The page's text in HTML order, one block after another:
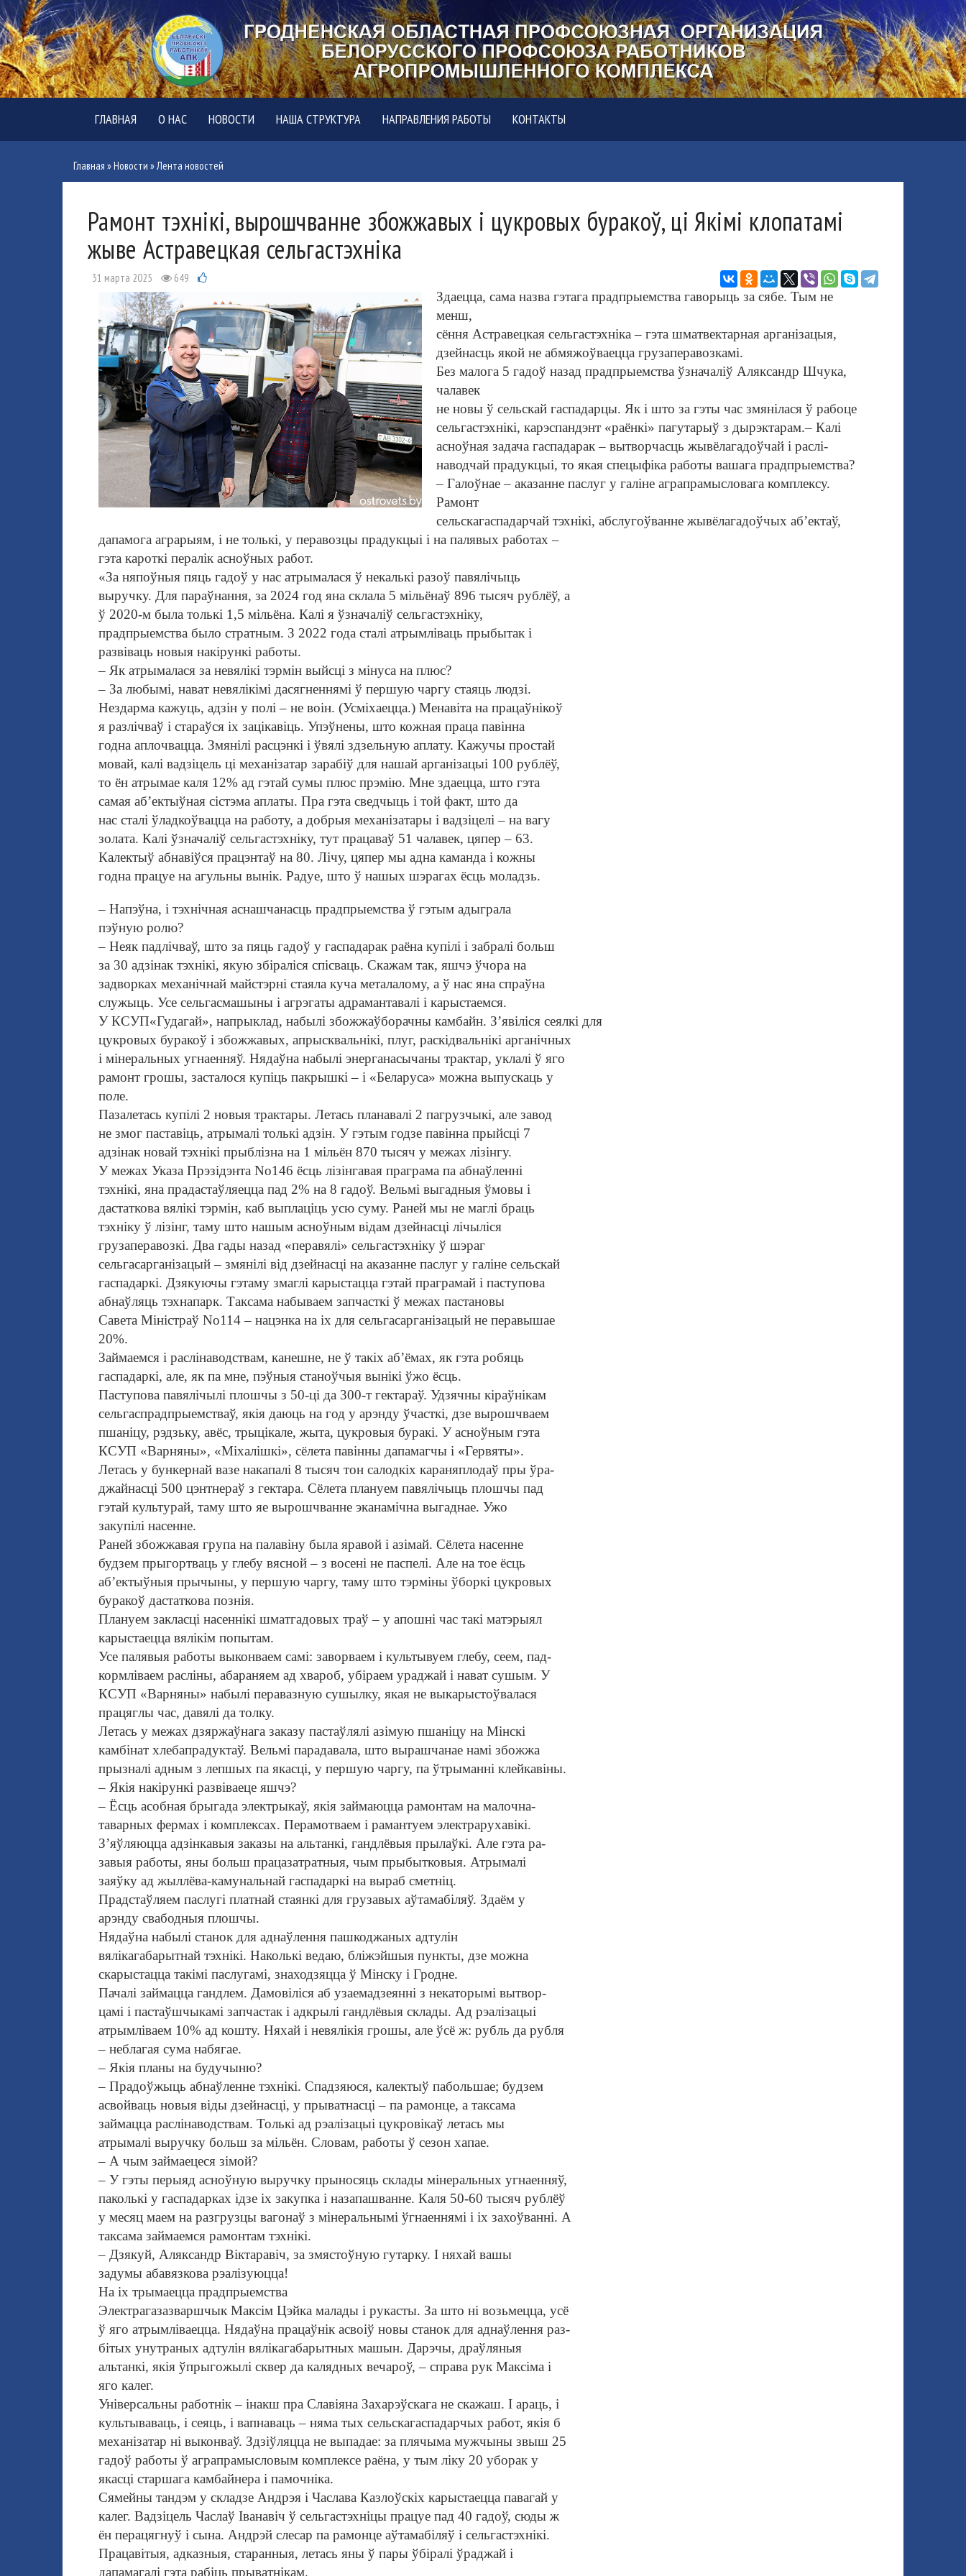
ГЛАВНАЯ О НАС НОВОСТИ НАША СТРУКТУРА НАПРАВЛЕНИЯ РАБОТЫ КОНТАКТЫ
Главная »Новости »Лента новостей
Рамонт тэхнікі, вырошчванне збожжавых і цукровых буракоў, ці Якімі клопатамі
жыве Астравецкая сельгастэхніка
31 марта 2025 649
Здаецца, сама назва гэтага прадпрыемства гаворыць за сябе. Тым не
менш,
сёння Астравецкая сельгастэхніка – гэта шматвектарная арганізацыя,
дзейнасць якой не абмяжоўваецца грузаперавозкамі.
Без малога 5 гадоў назад прадпрыемства ўзначаліў Аляксандр Шчука,
чалавек
не новы ў сельскай гаспадарцы. Як і што за гэты час змянілася ў рабоце
сельгастэхнікі, карэспандэнт «раёнкі» пагутарыў з дырэктарам.– Калі
асноўная задача гаспадарак – вытворчасць жывёлагадоўчай і раслі-
наводчай прадукцыі, то якая спецыфіка работы вашага прадпрыемства?
– Галоўнае – аказанне паслуг у галіне аграпрамысловага комплексу.
Рамонт
сельскагаспадарчай тэхнікі, абслугоўванне жывёлагадоўчых аб’ектаў,
дапамога аграрыям, і не толькі, у перавозцы прадукцыі і на палявых работах –
гэта кароткі пералік асноўных работ.
«За няпоўныя пяць гадоў у нас атрымалася ў некалькі разоў павялічыць
выручку. Для параўнання, за 2024 год яна склала 5 мільёнаў 896 тысяч рублёў, а
ў 2020-м была толькі 1,5 мільёна. Калі я ўзначаліў сельгастэхніку,
прадпрыемства было стратным. З 2022 года сталі атрымліваць прыбытак і
развіваць новыя накірункі работы.
– Як атрымалася за невялікі тэрмін выйсці з мінуса на плюс?
– За любымі, нават невялікімі дасягненнямі ў першую чаргу стаяць людзі.
Нездарма кажуць, адзін у полі – не воін. (Усміхаецца.) Менавіта на працаўнікоў
я разлічваў і стараўся іх зацікавіць. Упэўнены, што кожная праца павінна
годна аплочвацца. Змянілі расцэнкі і ўвялі здзельную аплату. Кажучы простай
мовай, калі вадзіцель ці механізатар зарабіў для нашай арганізацыі 100 рублёў,
то ён атрымае каля 12% ад гэтай сумы плюс прэмію. Мне здаецца, што гэта
самая аб’ектыўная сістэма аплаты. Пра гэта сведчыць і той факт, што да
нас сталі ўладкоўвацца на работу, а добрыя механізатары і вадзіцелі – на вагу
золата. Калі ўзначаліў сельгастэхніку, тут працаваў 51 чалавек, цяпер – 63.
Калектыў абнавіўся працэнтаў на 80. Лічу, цяпер мы адна каманда і кожны
годна працуе на агульны вынік. Радуе, што ў нашых шэрагах ёсць моладзь.
– Напэўна, і тэхнічная аснашчанасць прадпрыемства ў гэтым адыграла
пэўную ролю?
– Неяк падлічваў, што за пяць гадоў у гаспадарак раёна купілі і забралі больш
за 30 адзінак тэхнікі, якую збіраліся спісваць. Скажам так, яшчэ ўчора на
задворках механічнай майстэрні стаяла куча металалому, а ў нас яна спраўна
служыць. Усе сельгасмашыны і агрэгаты адрамантавалі і карыстаемся.
УКСУП«Гудагай», напрыклад, набылі збожжаўборачны камбайн. З’явіліся сеялкі для
цукровых буракоў і збожжавых, апрысквальнікі, плуг, раскідвальнікі арганічных
і мінеральных угнаенняў. Нядаўна набылі энерганасычаны трактар, уклалі ў яго
рамонт грошы, засталося купіць пакрышкі – і «Беларуса» можна выпускаць у
поле.
Пазалетась купілі 2 новыя трактары. Летась планавалі 2 пагрузчыкі, але завод
не змог паставіць, атрымалі толькі адзін. У гэтым годзе павінна прыйсці 7
адзінак новай тэхнікі прыблізна на 1 мільён 870 тысяч у межах лізінгу.
У межах Указа Прэзідэнта No146 ёсць лізінгавая праграма па абнаўленні
тэхнікі, яна прадастаўляецца пад 2% на 8 гадоў. Вельмі выгадныя ўмовы і
дастаткова вялікі тэрмін, каб выплаціць усю суму. Раней мы не маглі браць
тэхніку ў лізінг, таму што нашым асноўным відам дзейнасці лічыліся
грузаперавозкі. Два гады назад «перавялі» сельгастэхніку ў шэраг
сельгасарганізацый – змянілі від дзейнасці на аказанне паслуг у галіне сельскай
гаспадаркі. Дзякуючы гэтаму змаглі карыстацца гэтай праграмай і паступова
абнаўляць тэхнапарк. Таксама набываем запчасткі ў межах пастановы
Савета Міністраў No114 – нацэнка на іх для сельгасарганізацый не перавышае
20%.
Займаемся і раслінаводствам, канешне, не ў такіх аб’ёмах, як гэта робяць
гаспадаркі, але, як па мне, пэўныя станоўчыя вынікі ўжо ёсць.
Паступова павялічылі плошчы з 50-ці да 300-т гектараў. Удзячны кіраўнікам
сельгаспрадпрыемстваў, якія даюць на год у арэнду ўчасткі, дзе вырошчваем
пшаніцу, рэдзьку, авёс, трыцікале, жыта, цукровыя буракі. У асноўным гэта
КСУП «Варняны», «Міхалішкі», сёлета павінны дапамагчы і «Гервяты».
Летась у бункернай вазе накапалі 8 тысяч тон салодкіх караняплодаў пры ўра-
джайнасці 500 цэнтнераў з гектара. Сёлета плануем павялічыць плошчы пад
гэтай культурай, таму што яе вырошчванне эканамічна выгаднае. Ужо
закупілі насенне.
Раней збожжавая група на палавіну была яравой і азімай. Сёлета насенне
будзем прыгортваць у глебу вясной – з восені не паспелі. Але на тое ёсць
аб’ектыўныя прычыны, у першую чаргу, таму што тэрміны ўборкі цукровых
буракоў дастаткова познія.
Плануем закласці насеннікі шматгадовых траў – у апошні час такі матэрыял
карыстаецца вялікім попытам.
Усе палявыя работы выконваем самі: заворваем і культывуем глебу, сеем, пад-
кормліваем расліны, абараняем ад хвароб, убіраем ураджай і нават сушым. У
КСУП «Варняны» набылі перавазную сушылку, якая не выкарыстоўвалася
працяглы час, давялі да толку.
Летась у межах дзяржаўнага заказу пастаўлялі азімую пшаніцу на Мінскі
камбінат хлебапрадуктаў. Вельмі парадавала, што вырашчанае намі збожжа
прызналі адным з лепшых па якасці, у першую чаргу, па ўтрыманні клейкавіны.
– Якія накірункі развіваеце яшчэ?
– Ёсць асобная брыгада электрыкаў, якія займаюцца рамонтам на малочна-
таварных фермах і комплексах. Перамотваем і рамантуем электрарухавікі.
З’яўляюцца адзінкавыя заказы на альтанкі, гандлёвыя прылаўкі. Але гэта ра-
завыя работы, яны больш працазатратныя, чым прыбытковыя. Атрымалі
заяўку ад жыллёва-камунальнай гаспадаркі на выраб сметніц.
Прадстаўляем паслугі платнай стаянкі для грузавых аўтамабіляў. Здаём у
арэнду свабодныя плошчы.
Нядаўна набылі станок для аднаўлення пашкоджаных адтулін
вялікагабарытнай тэхнікі. Наколькі ведаю, бліжэйшыя пункты, дзе можна
скарыстацца такімі паслугамі, знаходзяцца ў Мінску і Гродне.
Пачалі займацца гандлем. Дамовіліся аб узаемадзеянні з некаторымі вытвор-
цамі і пастаўшчыкамі запчастак і адкрылі гандлёвыя склады. Ад рэалізацыі
атрымліваем 10% ад кошту. Няхай і невялікія грошы, але ўсё ж: рубль да рубля
– неблагая сума набягае.
– Якія планы на будучыню?
– Прадоўжыць абнаўленне тэхнікі. Спадзяюся, калектыў пабольшае; будзем
асвойваць новыя віды дзейнасці, у прыватнасці – па рамонце, а таксама
займацца раслінаводствам. Толькі ад рэалізацыі цукровікаў летась мы
атрымалі выручку больш за мільён. Словам, работы ў сезон хапае.
– А чым займаецеся зімой?
– У гэты перыяд асноўную выручку прыносяць склады мінеральных угнаенняў,
паколькі у гаспадарках ідзе іх закупка і назапашванне. Каля 50-60 тысяч рублёў
у месяц маем на разгрузцы вагонаў з мінеральнымі ўгнаеннямі і іх захоўванні. А
таксама займаемся рамонтам тэхнікі.
– Дзякуй, Аляксандр Віктаравіч, за змястоўную гутарку. І няхай вашы
задумы абавязкова рэалізуюцца!
На іх трымаецца прадпрыемства
Электрагазазваршчык Максім Цэйка малады і рукасты. За што ні возьмецца, усё
ў яго атрымліваецца. Нядаўна працаўнік асвоіў новы станок для аднаўлення раз-
бітых унутраных адтулін вялікагабарытных машын. Дарэчы, драўляныя
альтанкі, якія ўпрыгожылі сквер да калядных вечароў, – справа рук Максіма і
яго калег.
Універсальны работнік – інакш пра Славіяна Захарэўскага не скажаш. І араць, і
культываваць, і сеяць, і вапнаваць – няма тых сельскагаспадарчых работ, якія б
механізатар ні выконваў. Здзіўляцца не выпадае: за плячыма мужчыны звыш 25
гадоў работы ў аграпрамысловым комплексе раёна, у тым ліку 20 уборак у
якасці старшага камбайнера і памочніка.
Сямейны тандэм у складзе Андрэя і Часлава Казлоўскіх карыстаецца павагай у
калег. Вадзіцель Часлаў Іванавіч ў сельгастэхніцы працуе пад 40 гадоў, сюды ж
ён перацягнуў і сына. Андрэй слесар па рамонце аўтамабіляў і сельгастэхнікі.
Працавітыя, адказныя, старанныя, летась яны ў пары ўбіралі ўраджай і
дапамагалі гэта рабіць прыватнікам.